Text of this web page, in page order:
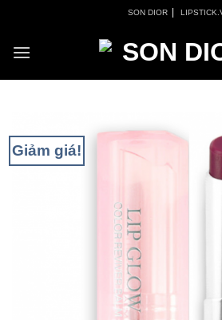
content
SON DIOR |
Giảm giá!